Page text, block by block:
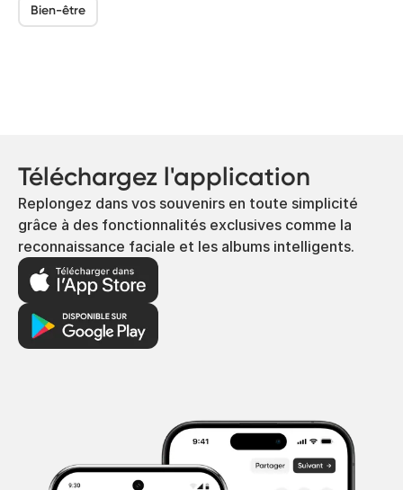
Bien-être
Téléchargez l'application
Replongez dans vos souvenirs en toute simplicité
grâce à des fonctionnalités exclusives comme la
reconnaissance faciale et les albums intelligents.